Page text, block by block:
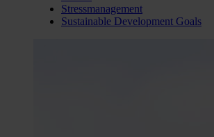
Stressmanagement
Sustainable Development Goals